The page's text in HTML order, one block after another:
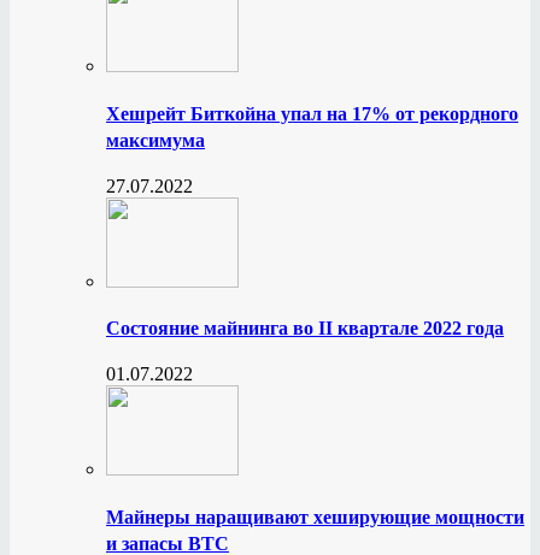
Хешрейт Биткойна упал на 17% от рекордного
максимума
27.07.2022
Состояние майнинга во II квартале 2022 года
01.07.2022
Майнеры наращивают хеширующие мощности
и запасы BTC